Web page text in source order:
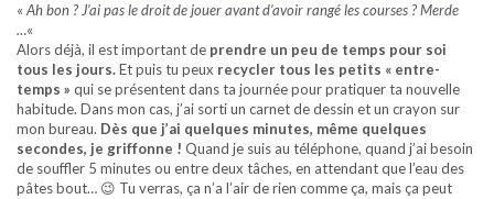
« Ah bon ? J’ai pas le droit de jouer avant d’avoir rangé les courses ? Merde
…«
Alors déjà, il est important de prendre un peu de temps pour soi
tous les jours.Et puis tu peux recycler tous les petits « entre-
temps » qui se présentent dans ta journée pour pratiquer ta nouvelle
habitude. Dans mon cas, j’ai sorti un carnet de dessin et un crayon sur
mon bureau. Dès que j’ai quelques minutes, même quelques
secondes, je griffonne ! Quand je suis au téléphone, quand j’ai besoin
de souffler 5 minutes ou entre deux tâches, en attendant que l’eau des
pâtes bout… 😉 Tu verras, ça n’a l’air de rien comme ça, mais ça peut